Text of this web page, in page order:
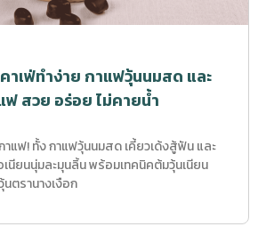
าเฟ่ทำง่าย กาแฟวุ้นนมสด และ
สวย อร่อย ไม่คายน้ำ
แฟ! ทั้ง กาแฟวุ้นนมสด เคี้ยวเด้งสู้ฟัน และ
นียนนุ่มละมุนลิ้น พร้อมเทคนิคต้มวุ้นเนียน
ตรานางเงือก